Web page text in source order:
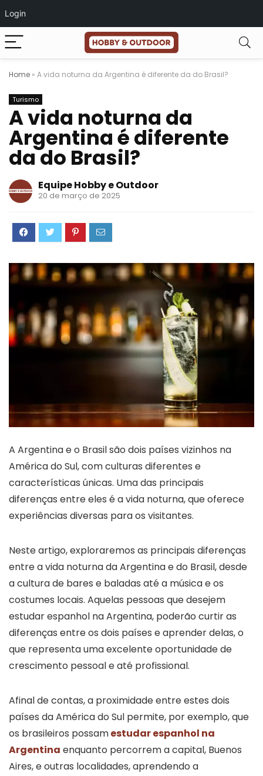
Login
Home » A vida noturna da Argentina é diferente da do Brasil?
Turismo
A vida noturna da
Argentina é diferente
da do Brasil?
Equipe Hobby e Outdoor
20 de março de 2025
A Argentina e o Brasil são dois países vizinhos na
América do Sul, com culturas diferentes e
características únicas. Uma das principais
diferenças entre eles é a vida noturna, que oferece
experiências diversas para os visitantes.
Neste artigo, exploraremos as principais diferenças
entre a vida noturna da Argentina e do Brasil, desde
a cultura de bares e baladas até a música e os
costumes locais. Aquelas pessoas que desejem
estudar espanhol na Argentina, poderão curtir as
diferenças entre os dois países e aprender delas, o
que representa uma excelente oportunidade de
crescimento pessoal e até profissional.
Afinal de contas, a proximidade entre estes dois
países da América do Sul permite, por exemplo, que
os brasileiros possamestudar espanhol na
Argentina enquanto percorrem a capital, Buenos
Aires, e outras localidades, aprendendo a